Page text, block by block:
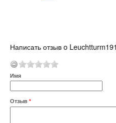
Написать отзыв o
Имя
Отзыв *